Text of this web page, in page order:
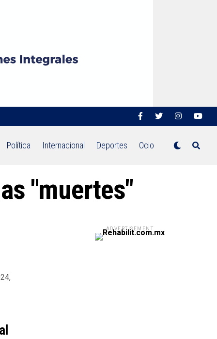
Política Internacional Deportes Ocio
"muertes"
ADVERTISEMENT